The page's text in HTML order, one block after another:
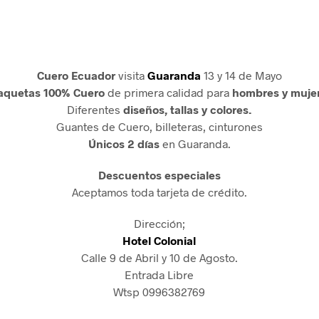
Cuero Ecuadorvisita Guaranda 13 y 14 de Mayo
100% Cuerode primera calidad para hombres y
Diferentesdiseños, tallas y colores.
Guantes de Cuero, billeteras, cinturones
Únicos 2 díasen Guaranda.
Descuentos especiales
Aceptamos toda tarjeta de crédito.
Dirección;
Hotel Colonial
Calle 9 de Abril y 10 de Agosto.
Entrada Libre
Wtsp 0996382769